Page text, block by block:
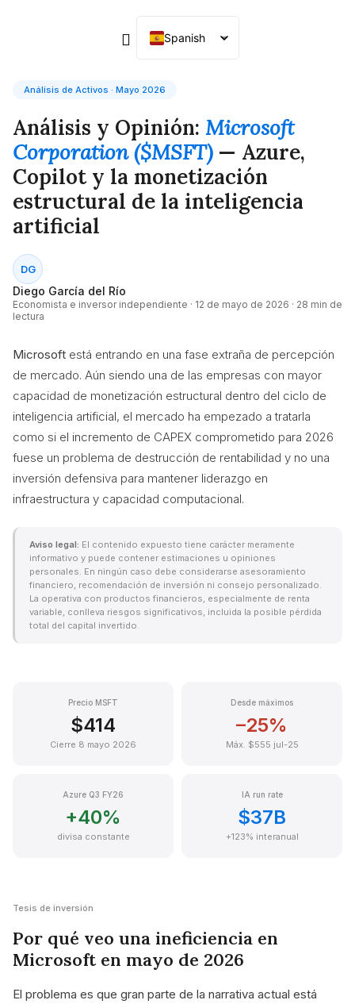
Spanish
English
German
French
Análisis de Activos · Mayo 2026
Análisis y Opinión: Microsoft
Corporation ($MSFT) — Azure,
Copilot y la monetización
estructural de la inteligencia
artificial
DG
Diego García del Río
Economista e inversor independiente · 12 de mayo de 2026 · 28 min de
lectura
Microsoft está entrando en una fase extraña de percepción
de mercado. Aún siendo una de las empresas con mayor
capacidad de monetización estructural dentro del ciclo de
inteligencia artificial, el mercado ha empezado a tratarla
como si el incremento de CAPEX comprometido para 2026
fuese un problema de destrucción de rentabilidad y no una
inversión defensiva para mantener liderazgo en
infraestructura y capacidad computacional.
Aviso legal: El contenido expuesto tiene carácter meramente
informativo y puede contener estimaciones u opiniones
personales. En ningún caso debe considerarse asesoramiento
financiero, recomendación de inversión ni consejo personalizado.
La operativa con productos financieros, especialmente de renta
variable, conlleva riesgos significativos, incluida la posible pérdida
total del capital invertido.
Precio MSFT
$414
Cierre 8 mayo 2026
Desde máximos
–25%
Máx. $555 jul-25
Azure Q3 FY26
+40%
divisa constante
IA run rate
$37B
+123% interanual
Tesis de inversión
Por qué veo una ineficiencia en
Microsoft en mayo de 2026
El problema es que gran parte de la narrativa actual está